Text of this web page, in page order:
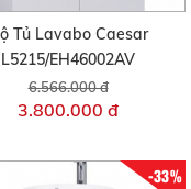
Tủ Lavabo Caesar
L5215/EH46002AV
6.566.000 đ
3.800.000 đ
-33%